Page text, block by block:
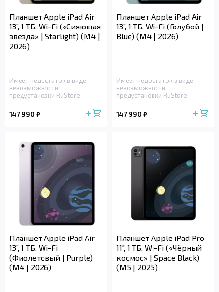
Планшет Apple iPad Air
13”, 1 ТБ, Wi-Fi («Сияющая
звезда» | Starlight) (M4 |
2026)
Имеет недостаток в виде
невозможности
предустановки RuStore
147 990 ₽
Планшет Apple iPad Air
13”, 1 ТБ, Wi-Fi (Голубой |
Blue) (M4 | 2026)
Имеет недостаток в виде
невозможности
предустановки RuStore
147 990 ₽
Планшет Apple iPad Air
13”, 1 ТБ, Wi-Fi
(Фиолетовый | Purple)
(M4 | 2026)
Планшет Apple iPad Pro
11", 1 ТБ, Wi-Fi («Чёрный
космос» | Space Black)
(M5 | 2025)